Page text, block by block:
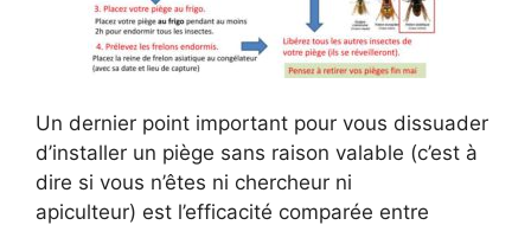
Un dernier point important pour vous dissuader
d’installer un piège sans raison valable (c’est à
dire si vous n’êtes ni chercheur ni
apiculteur) est l’efficacité comparée entre